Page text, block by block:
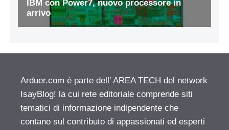
Arduer.com è parte dell' AREA TECH del network
IsayBlog! la cui rete editoriale comprende siti
tematici di informazione indipendente che
contano sul contributo di appassionati ed esperti